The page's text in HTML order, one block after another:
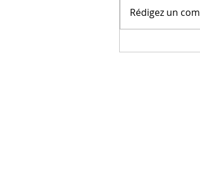
Rédigez un